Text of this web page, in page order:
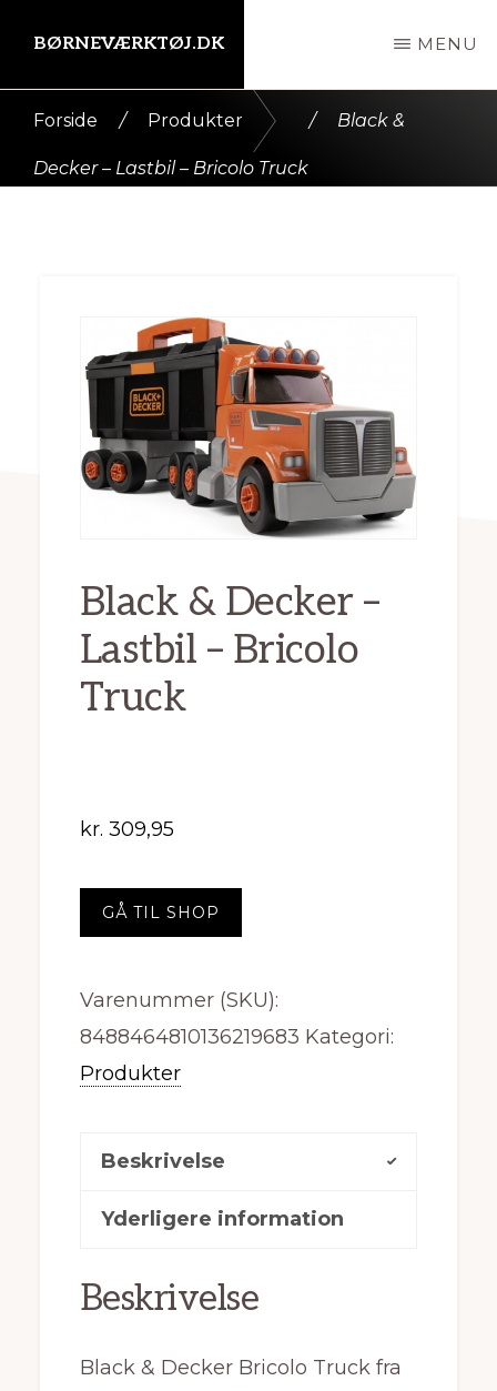
indhold
BØRNEVÆRKTØJ.DK MENU
Forside / Produkter / Black &
Decker – Lastbil – Bricolo Truck
Black & Decker –
Lastbil – Bricolo
Truck
kr. 309,95
GÅ TIL SHOP
Varenummer (SKU):
8488464810136219683 Kategori:
Produkter
Beskrivelse
Yderligere information
Beskrivelse
Black & Decker Bricolo Truck fra